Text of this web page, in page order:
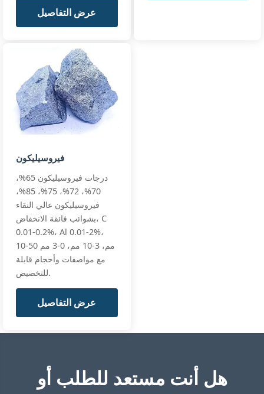
عرض التفاصيل
فيروسيليكون
درجات فيروسيليكون 65%،
70%، 72%، 75%، 85%،
فيروسيليكون عالي النقاء
بشوائب فائقة الانخفاض، C
0.01-0.2%، Al 0.01-2%،
10-50 مم، 3-10 مم، 0-3 مم
مع مواصفات وأحجام قابلة
للتخصيص.
عرض التفاصيل
هل أنت مستعد للطلب أو